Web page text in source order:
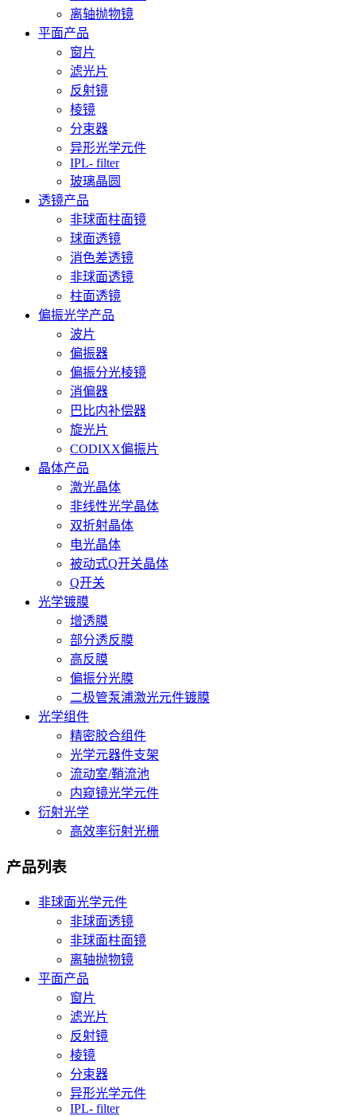
离轴抛物镜
平面产品
窗片
滤光片
反射镜
棱镜
分束器
异形光学元件
IPL- filter
玻璃晶圆
透镜产品
非球面柱面镜
球面透镜
消色差透镜
非球面透镜
柱面透镜
偏振光学产品
波片
偏振器
偏振分光棱镜
消偏器
巴比内补偿器
旋光片
CODIXX偏振片
晶体产品
激光晶体
非线性光学晶体
双折射晶体
电光晶体
被动式Q开关晶体
Q开关
光学镀膜
增透膜
部分透反膜
高反膜
偏振分光膜
二极管泵浦激光元件镀膜
光学组件
精密胶合组件
光学元器件支架
流动室/鞘流池
内窥镜光学元件
衍射光学
高效率衍射光栅
产品列表
非球面光学元件
非球面透镜
非球面柱面镜
离轴抛物镜
平面产品
窗片
滤光片
反射镜
棱镜
分束器
异形光学元件
IPL- filter